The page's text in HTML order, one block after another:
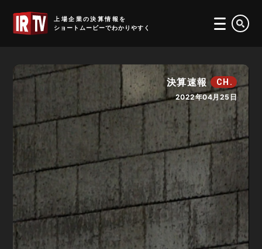
上場企業の決算情報を
ショートムービーでわかりやすく
決算速報 CH.
2022年04月25日